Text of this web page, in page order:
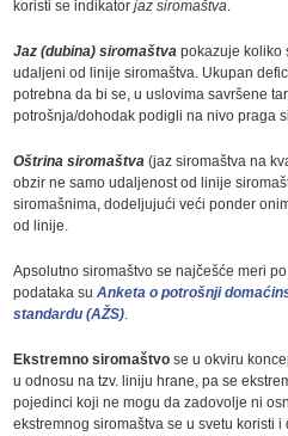
koristi se indikatorjaz siromaštva
Jaz (dubina) siromaštva pokazuje koliko
udaljeni od linije siromaštva. Ukupan
potrebna da bi se, u uslovima savršene
potrošnja/dohodak podigli na nivo praga
Oštrina siromaštva (jaz siromaštva na
obzir ne samo udaljenost od linije
siromašnima, dodeljujući veći ponder
od linije.
Apsolutno siromaštvo se najčešće meri
podataka suAnketa o potrošnji
standardu (AŽS)
Ekstremno siromaštvo se u okviru
u odnosu na tzv. liniju hrane, pa se
pojedinci koji ne mogu da zadovolje ni
ekstremnog siromaštva se u svetu koristi